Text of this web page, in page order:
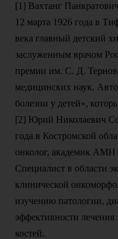
[1] Вахтанг
12 марта 1926 года в
века главный детский
заслуженным врачом
премии им. С. Д.
медицинских наук.
болезни у детей»,
[2] Юрий Николаевич
года в Костромской
онколог, академик
Специалист в области
клинической
изучению патологии,
эффективности лечения
костей.